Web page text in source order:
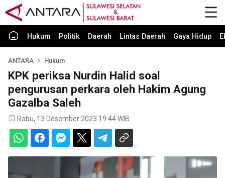
Hukum Politik Daerah Lintas Daerah Gaya Hidup
ANTARA Hukum
KPK periksa Nurdin Halid soal
pengurusan perkara oleh Hakim Agung
Gazalba Saleh
Rabu, 13 Desember 2023 19:44 WIB